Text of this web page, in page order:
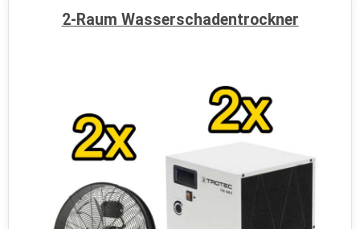
2-Raum Wasserschadentrockner